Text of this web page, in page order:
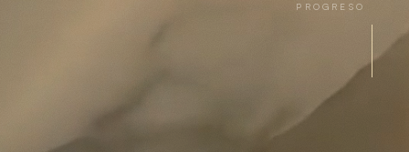
PROGRESO